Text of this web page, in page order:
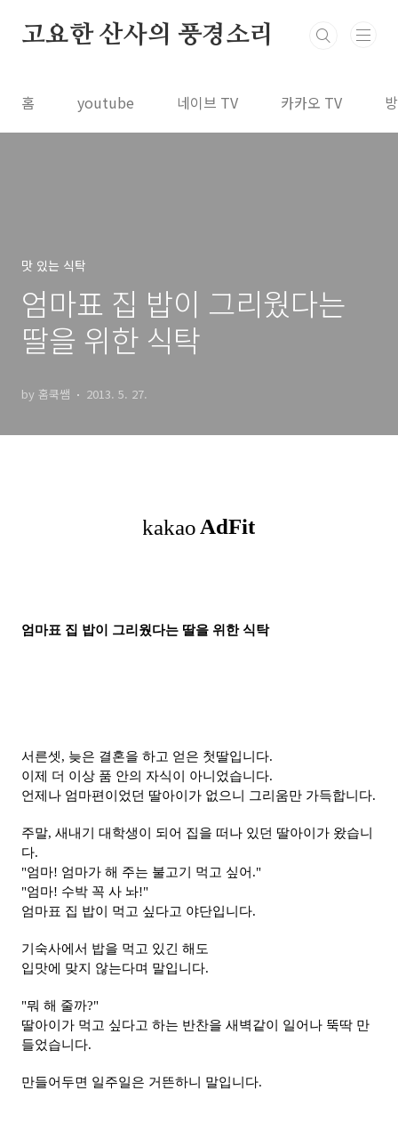
고요한 산사의 풍경소리
홈 youtube 네이브 TV 카카오 TV
맛 있는 식탁
엄마표 집 밥이 그리웠다는
딸을 위한 식탁
by 홈쿡쌤 2013. 5. 27.
엄마표 집 밥이 그리웠다는 딸을 위한식탁
서른셋, 늦은 결혼을 하고 얻은 첫딸입니 다.
이제 더 이상 품 안의 자식이 아니었습니다.
언제나 엄마편이었던 딸아이가 없으니 그리움만 가득합니다.
주말, 새내기 대학생이 되어 집을 떠나 있던 딸아이가 왔습니
다.
"엄마! 엄마가 해 주는 불고기 먹고 싶어."
"엄마! 수박 꼭 사 놔!"
엄마표 집 밥이 먹고 싶다고 야단입니다.
기숙사에서 밥을 먹고 있긴 해도
입맛에 맞지 않는다며 말입니다.
"뭐 해 줄까?"
딸아이가 먹고 싶다고 하는 반찬을 새벽같이 일어나 뚝딱 만
들었습니다.
만들어두면 일주일은 거뜬하니 말입니다.